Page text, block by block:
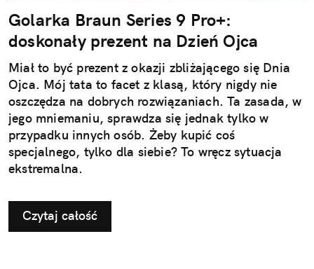
Golarka Braun Series 9 Pro+:
doskonały prezent na Dzień Ojca
Miał to być prezent z okazji zbliżającego się Dnia
Ojca. Mój tata to facet z klasą, który nigdy nie
oszczędza na dobrych rozwiązaniach. Ta zasada, w
jego mniemaniu, sprawdza się jednak tylko w
przypadku innych osób. Żeby kupić coś
specjalnego, tylko dla siebie? To wręcz sytuacja
ekstremalna.
Czytaj całość